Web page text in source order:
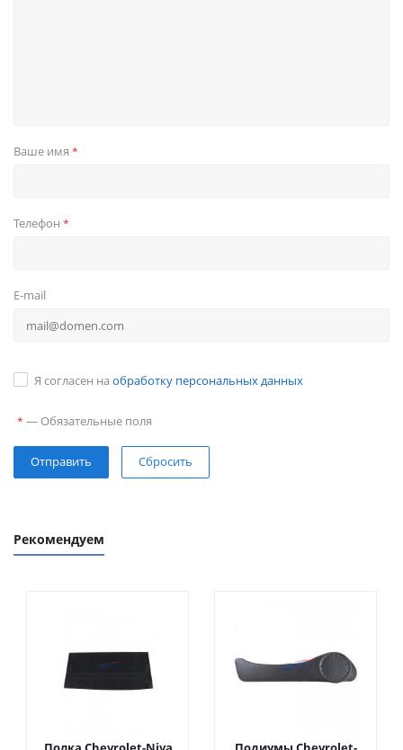
Ваше имя *
Телефон *
E-mail
Я согласен на обработку персональных данных
* — Обязательные поля
Сбросить
Рекомендуем